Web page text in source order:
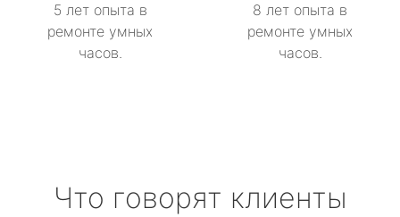
5 лет опыта в
ремонте умных
часов.
8 лет опыта в
ремонте умных
часов.
Что говорят клиенты